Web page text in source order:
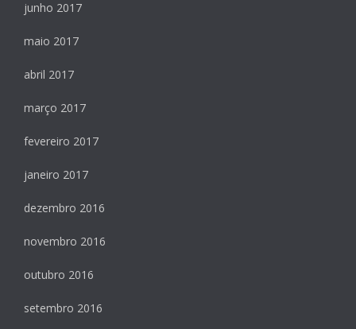
junho 2017
maio 2017
abril 2017
março 2017
fevereiro 2017
janeiro 2017
dezembro 2016
novembro 2016
outubro 2016
setembro 2016